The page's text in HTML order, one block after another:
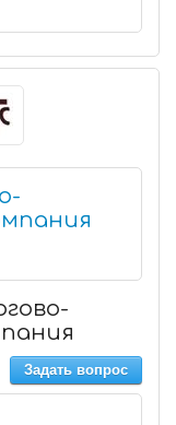
Задать вопрос